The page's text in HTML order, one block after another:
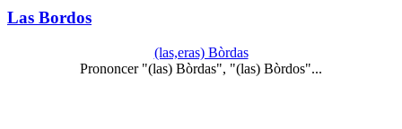
Las Bordos
(las,eras) Bòrdas
Prononcer "(las) Bòrdas", "(las) Bòrdos"...